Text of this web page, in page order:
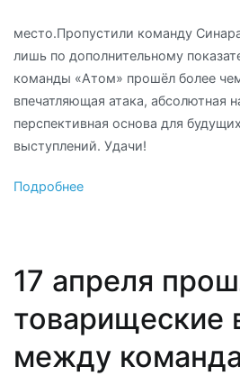
место.Пропустили команду
лишь по дополнительному
команды «Атом» прошёл более
впечатляющая атака, абсолютная
перспективная основа для
выступлений. Удачи!
Подробнее
17 апреля
товарищеские
между